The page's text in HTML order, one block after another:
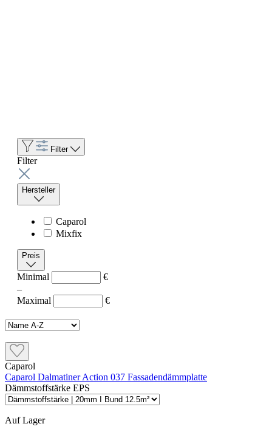
Filter
Filter
Hersteller
Caparol
Mixfix
Preis
Minimal
€
–
Maximal
€
Caparol
Caparol Dalmatiner Action 037 Fassadendämmplatte
Dämmstoffstärke EPS
Auf Lager